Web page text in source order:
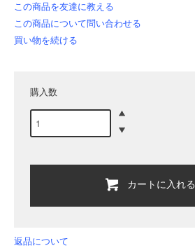
この商品を友達に教える
この商品について問い合わせる
買い物を続ける
購入数
カートに入れる
返品について